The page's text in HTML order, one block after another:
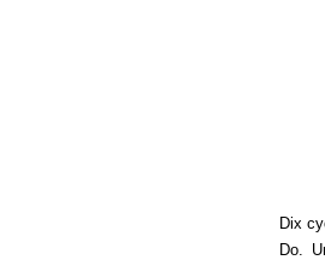
Dix
Do.